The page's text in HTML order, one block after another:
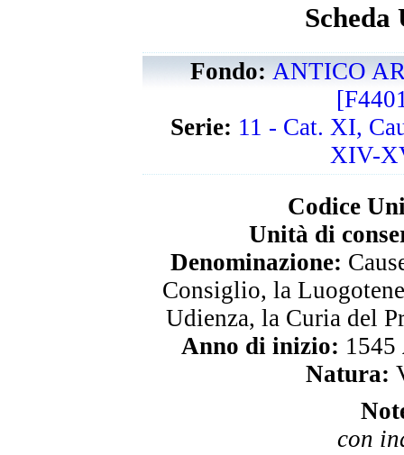
Scheda
Fondo:ANTICO
Serie: 11 - Cat. XI,
XIV-
Codice
Unità di
Denominazione:
Consiglio, la
Udienza, la Curia del
Anno di inizio: 1545
Natura:
con